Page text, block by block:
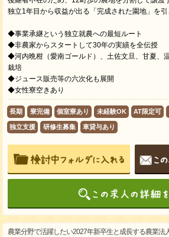
独立1年目から収益が出る「完成された園地」を引
◆事業承継という独立就農への最短ルート
◆非農家からスタートして30年の実績を全伝授
◆河内晩柑（愛南ゴールド）、土佐文旦、甘夏、
栽培
◆ジュース販売等の六次化も展開
◆女性寮空きあり
長期 寮完備 個室寮あり 未経験OK AT限定可
独立支援 研修生募集 車貸与あり
農業分野で活躍したい2027年新卒生と成長する農業法